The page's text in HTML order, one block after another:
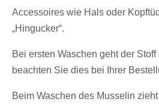
Accessoires wie Hals oder
„Hingucker“.
Bei ersten Waschen geht der
beachten Sie dies bei Ihrer
Beim Waschen des Musselin